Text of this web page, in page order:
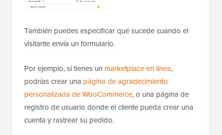
También puedes especificar qué sucede cuando el
visitante envía un formulario.
Por ejemplo, si tienes un marketplace en línea,
podrías crear una página de agradecimiento
personalizada de WooCommerce, o una página de
registro de usuario donde el cliente pueda crear una
cuenta y rastrear su pedido.